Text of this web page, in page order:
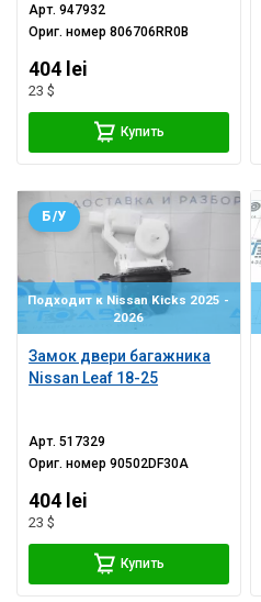
Арт.947932
Ориг. номер806706RR0B
404 lei
23 $
Купить
Подходит к Nissan Kicks 2025 -
2026
Замок двери багажника
Nissan Leaf 18-25
Б/У
Арт.517329
Ориг. номер90502DF30A
404 lei
23 $
Купить